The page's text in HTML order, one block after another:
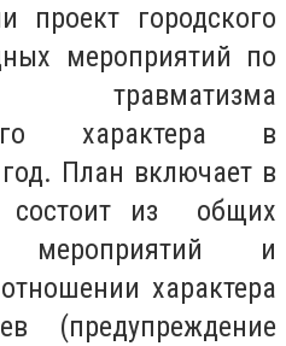
проект городского
мероприятий по
травматизма
характера в
План включает в
состоит из общих
мероприятий и
характера
(предупреждение